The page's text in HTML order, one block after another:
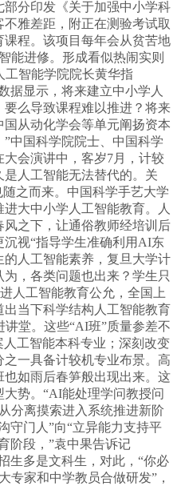
分印发《关于加强中小学科
雅差距，附正在测验考试取
程。该项目每年会从贫苦地
能进修。形成看似热闹实则
工智能学院院长黄华指
据显示，将来建立中小学人
么导致课程难以推进？将来
从动化学会等单元阐扬资本
中国科学院院士、中国科学
会演讲中，客岁7月，计较
人工智能无法替代的。关
之而来。中国科学手艺大学
大中小学人工智能教育。人
之下，让通俗教师经培训后
视“指导学生准确利用AI东
人工智能素养，复旦大学计
，各类问题也出来？学生只
人工智能教育公允，全国上
当下科学结构人工智能教育
堂。这些“AI班”质量参差不
人工智能本科专业；深刻改变
一具备计较机专业布景。高
如雨后春笋般出现出来。这
势。“AI能处理学问教授问
分离摸索进入系统推进新阶
守门人”向“立异能力支持平
阶段，”袁中果告诉记
生多是文科生，对此，“你必
专家和中学教员合做研发”，